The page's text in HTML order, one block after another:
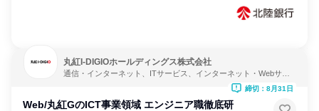
丸紅I-DIGIOホールディングス株式会社
通信・インターネット、ITサービス、インターネット・Webサー
Web/丸紅GのICT事業領域 エンジニア職徹底研
締切：8月31日